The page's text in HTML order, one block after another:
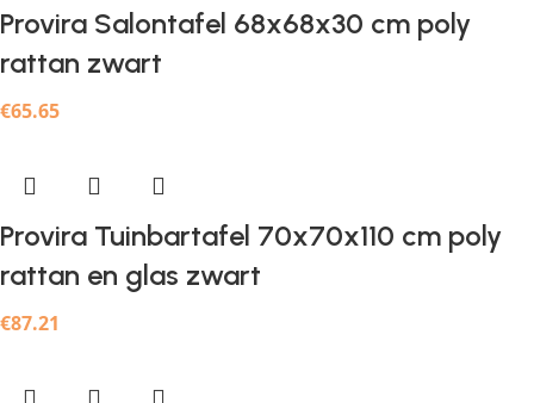
Provira Salontafel 68x68x30 cm poly
rattan zwart
€65.65
Provira Tuinbartafel 70x70x110 cm poly
rattan en glas zwart
€87.21